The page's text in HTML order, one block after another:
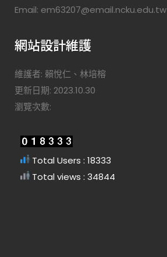
Email: em63207@email.ncku.edu.tw
網站設計維護
維護者: 賴悅仁、林培榕
更新日期: 2023.10.30
瀏覽次數:
Total Users : 18333
Total views : 34844